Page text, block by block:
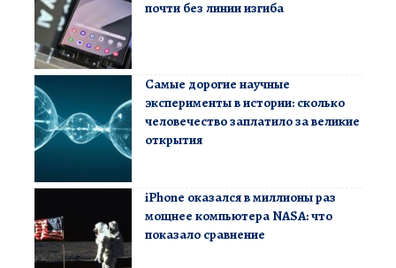
почти без линии изгиба
Самые дорогие научные
эксперименты в истории: сколько
человечество заплатило за великие
открытия
iPhone оказался в миллионы раз
мощнее компьютера NASA: что
показало сравнение